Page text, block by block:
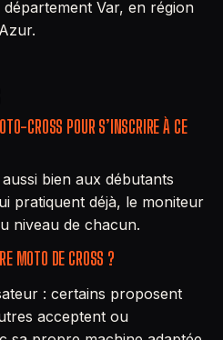
Var, en région
CROSS POUR S’INSCRIRE À CE
bien aux débutants
pratiquent déjà, le moniteur
niveau de chacun.
MOTO DE CROSS ?
: certains proposent
acceptent ou